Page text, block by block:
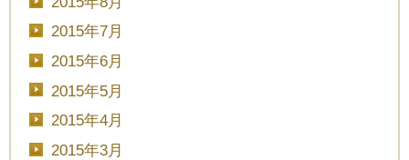
2015年7月
2015年6月
2015年5月
2015年4月
2015年3月